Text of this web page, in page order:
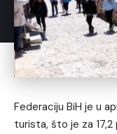
Federaciju BiH je u
turista, što je za